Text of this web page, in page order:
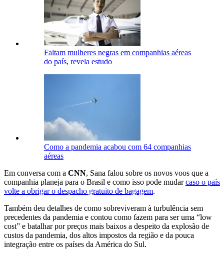
Faltam mulheres negras em companhias aéreas
do país, revela estudo
Como a pandemia acabou com 64 companhias
aéreas
Em conversa com a CNN, Sana falou sobre os novos voos que a
companhia planeja para o Brasil e como isso pode mudarcaso o país
volte a obrigar o despacho gratuito de bagagem.
Também deu detalhes de como sobreviveram à turbulência sem
precedentes da pandemia e contou como fazem para ser uma “low
cost” e batalhar por preços mais baixos a despeito da explosão de
custos da pandemia, dos altos impostos da região e da pouca
integração entre os países da América do Sul.